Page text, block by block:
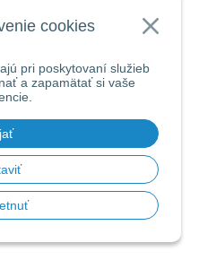
cookies
pri poskytovaní služieb
a zapamätať si vaše